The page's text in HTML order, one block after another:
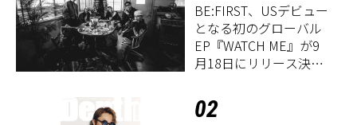
BE:FIRST、USデビュー
となる初のグローバル
EP『WATCH ME』が9
月18日にリリース決
02